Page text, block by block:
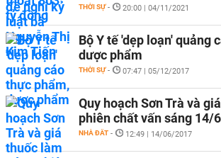
THỜI SỰ - 20:00 | 04/11/2021
Bộ Y tế 'dẹp loạn' quảng
dược phẩm
THỜI SỰ - 07:47 | 05/12/2017
Quy hoạch Sơn Trà và
phiên chất vấn sáng 14/6
NHÀ ĐẤT - 12:49 | 14/06/2017